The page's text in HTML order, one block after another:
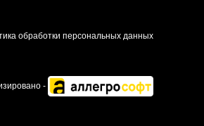
обработки персональных данных
-